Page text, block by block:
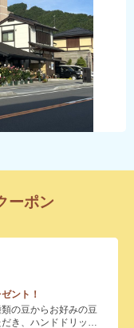
ーポン
ント！
の豆からお好みの豆
き、ハンドドリップ